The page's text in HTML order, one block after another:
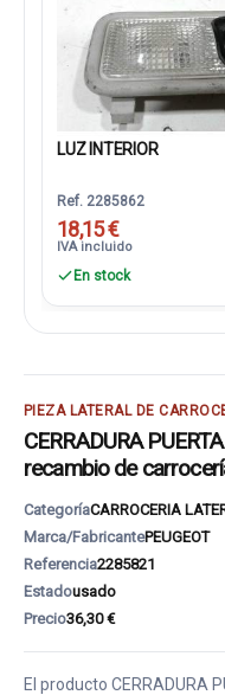
LUZ INTERIOR
Ref. 2285862
18,15 €
IVA incluido
En stock
PIEZA LATERAL DE
CERRADURA
recambio de
CategoríaCARROCERIA
Marca/FabricantePEUGEOT
Referencia2285821
Estadousado
Precio36,30 €
El producto CERRADURA